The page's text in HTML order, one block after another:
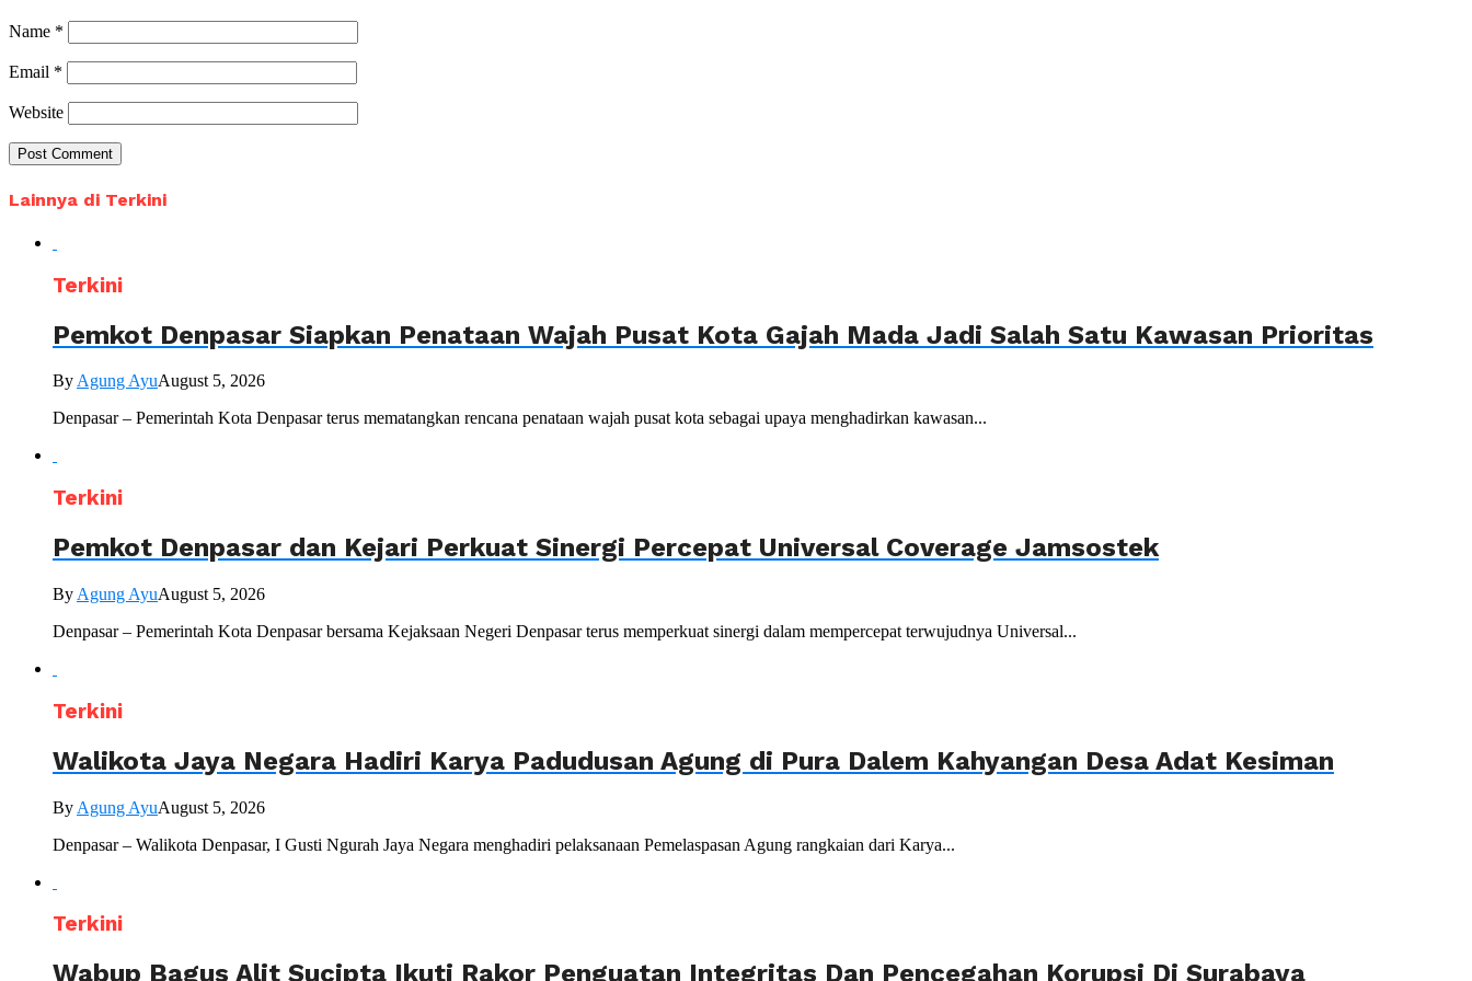
Name *
Email *
Website
Lainnya di Terkini
Terkini
Pemkot Denpasar Siapkan Penataan Wajah Pusat Kota Gajah Mada Jadi Salah Satu Kawasan Prioritas
ByAgung AyuAugust 5, 2026
Denpasar – Pemerintah Kota Denpasar terus mematangkan rencana penataan wajah pusat kota sebagai upaya menghadirkan kawasan...
Terkini
Pemkot Denpasar dan Kejari Perkuat Sinergi Percepat Universal Coverage Jamsostek
By Agung AyuAugust 5, 2026
Denpasar – Pemerintah Kota Denpasar bersama Kejaksaan Negeri Denpasar terus memperkuat sinergi dalam mempercepat terwujudnya Universal...
Terkini
Walikota Jaya Negara Hadiri Karya Padudusan Agung di Pura Dalem Kahyangan Desa Adat Kesiman
By Agung AyuAugust 5, 2026
Denpasar – Walikota Denpasar, I Gusti Ngurah Jaya Negara menghadiri pelaksanaan Pemelaspasan Agung rangkaian dari Karya...
Terkini
Wabup Bagus Alit Sucipta Ikuti Rakor Penguatan Integritas Dan Pencegahan Korupsi Di Surabaya